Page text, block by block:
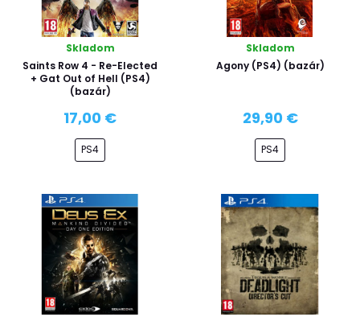
Skladom
Saints Row 4 - Re-Elected
+ Gat Out of Hell (PS4)
(bazár)
17,00 €
PS4
Skladom
Agony (PS4) (bazár)
29,90 €
PS4